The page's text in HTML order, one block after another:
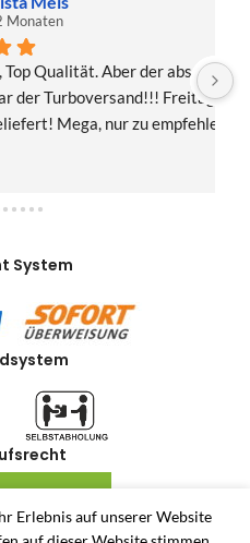
der absolute
Freitag bestellt,
nur zu empfehlen👍
System
Erlebnis auf unserer Website